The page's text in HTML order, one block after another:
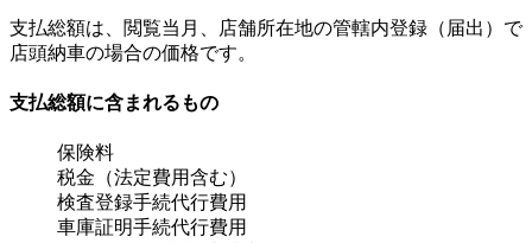
支払総額は、閲覧当月、店舗所在地の管轄内登録（届出）で
店頭納車の場合の価格です。
支払総額に含まれるもの
保険料
税金（法定費用含む）
検査登録手続代行費用
車庫証明手続代行費用